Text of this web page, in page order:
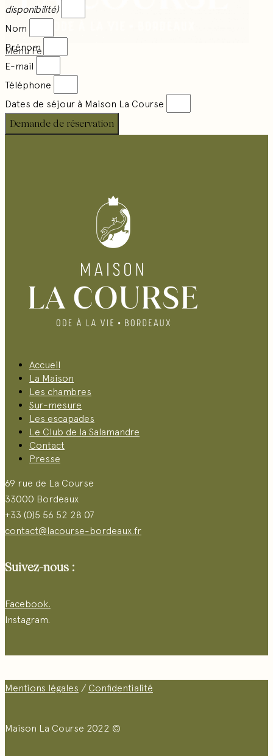
Menu Fermer
disponibilité)
Nom
Prénom
E-mail
Téléphone
Dates de séjour à Maison La Course
Demande de réservation
Accueil
La Maison
Les chambres
Sur-mesure
Les escapades
Le Club de la Salamandre
Contact
Presse
69 rue de La Course
33000 Bordeaux
+33 (0)5 56 52 28 07
contact@lacourse-bordeaux.fr
Suivez-nous :
Facebook.
Instagram.
Mentions légales / Confidentialité
Maison La Course 2022 ©